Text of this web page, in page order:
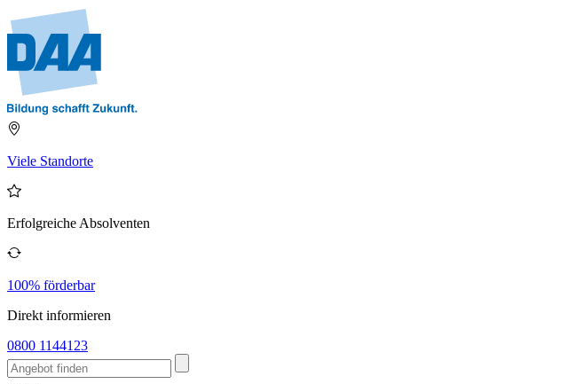
Viele Standorte
Erfolgreiche Absolventen
100% förderbar
Direkt informieren
0800 1144123